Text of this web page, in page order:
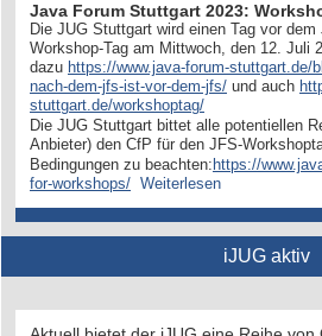
Java Forum Stuttgart 2023:
Die JUG Stuttgart wird einen Tag vor
Workshop-Tag am Mittwoch, den 12. Juli
dazu https://www.java-forum-stuttgart.de/
nach-dem-jfs-ist-vor-dem-jfs/ und auch
stuttgart.de/workshoptag/
Die JUG Stuttgart bittet alle potentiellen
Anbieter) den CfP für den JFS-
Bedingungen zu beachten:https://
for-workshops/ Weiterlesen
iJUG aktiv